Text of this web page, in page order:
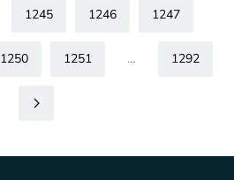
1245 1246 1247
1250 1251 … 1292